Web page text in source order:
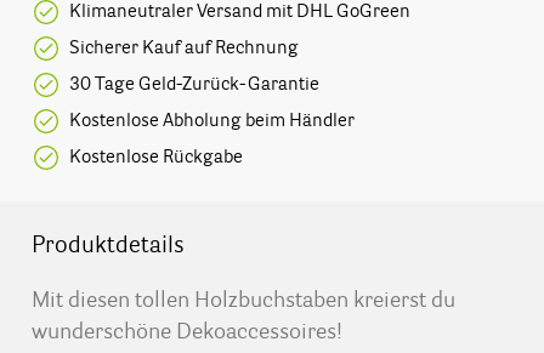
Klimaneutraler Versand mit DHL GoGreen
Sicherer Kauf auf Rechnung
30 Tage Geld-Zurück-Garantie
Kostenlose Abholung beim Händler
Kostenlose Rückgabe
Produktdetails
Mit diesen tollen Holzbuchstaben kreierst du
wunderschöne Dekoaccessoires!